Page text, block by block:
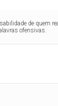
de quem
ofensivas.